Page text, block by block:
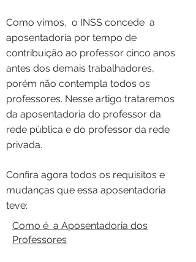
Como vimos, o INSS concede a
aposentadoria por tempo de
contribuição ao professor cinco anos
antes dos demais trabalhadores,
porém não contempla todos os
professores. Nesse artigo trataremos
da aposentadoria do professor da
rede pública e do professor da rede
privada.
Confira agora todos os requisitos e
mudanças que essa aposentadoria
teve:
Como é a Aposentadoria dos
Professores